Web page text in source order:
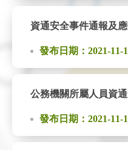
發布日期：2021-11-
發布日期：2021-11-